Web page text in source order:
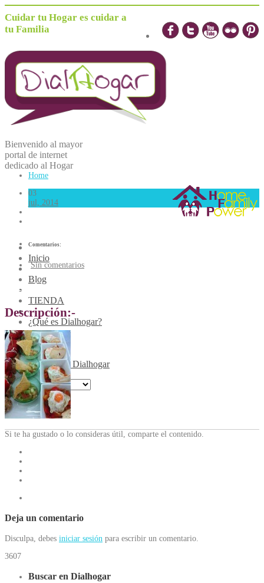
Cuidar tu Hogar es cuidar a
tu Familia
Bienvenido al mayor
portal de internet
dedicado al Hogar
Inicio
Blog
TIENDA
¿Qué es Dialhogar?
Contacto
Encuentros Dialhogar
Home
03
jul, 2014
Comentarios:
Sin comentarios
Tres tipos de tapas
Descripción:-
Si te ha gustado o lo consideras útil, comparte el contenido.
Deja un comentario
Disculpa, debes iniciar sesión para escribir un comentario.
3607
Buscar en Dialhogar